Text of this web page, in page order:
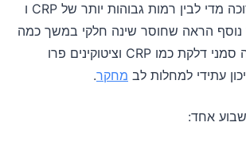
מועטה או שינה ארוכה מדי לבין רמות גבוהות יותר של CRP ו
הראה שחוסר שינה חלקי במשך כמה
לילות רצופים מעלה סמני דלקת כמו CRP וציטוקינים פרו
עתידי למחלות לב מחקר.
אחד: